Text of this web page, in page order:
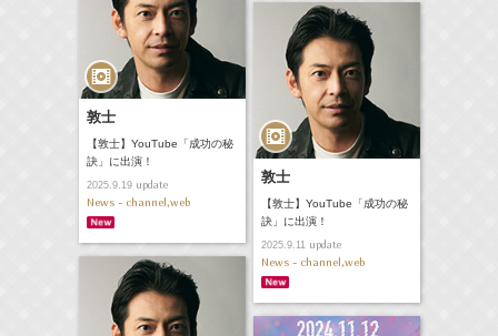
敦士
【敦士】YouTube「成功の秘
訣」に出演！
2025.9.19update
News - channel,web
敦士
【敦士】YouTube「成功の秘
訣」に出演！
2025.9.11update
News - channel,web